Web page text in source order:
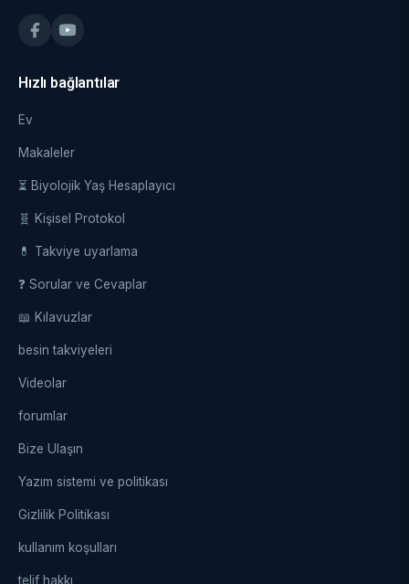
Hızlı bağlantılar
Ev
Makaleler
⏳ Biyolojik Yaş Hesaplayıcı
🧬 Kişisel Protokol
💊 Takviye uyarlama
❓ Sorular ve Cevaplar
📖 Kılavuzlar
besin takviyeleri
Videolar
forumlar
Bize Ulaşın
Yazım sistemi ve politikası
Gizlilik Politikası
kullanım koşulları
telif hakkı